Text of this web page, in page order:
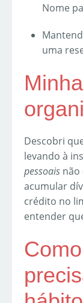
Nome
uma
Descobri
levando à
pessoais não
acumular
crédito no
entender